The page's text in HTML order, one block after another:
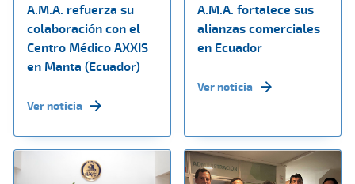
A.M.A. refuerza su
colaboración con el
Centro Médico AXXIS
en Manta (Ecuador)
Ver noticia
A.M.A. fortalece sus
alianzas comerciales
en Ecuador
Ver noticia